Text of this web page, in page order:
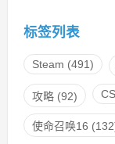
标签列表
Steam (491)
攻略(92)
使命召唤16